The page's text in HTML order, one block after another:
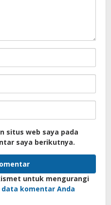
situs web saya pada
saya berikutnya.
untuk mengurangi
komentar Anda